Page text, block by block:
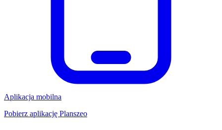
Aplikacja mobilna
Pobierz aplikację Planszeo